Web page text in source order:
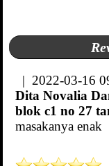
| 2022-03-16
Dita Novalia
blok c1 no 27
masakanya enak